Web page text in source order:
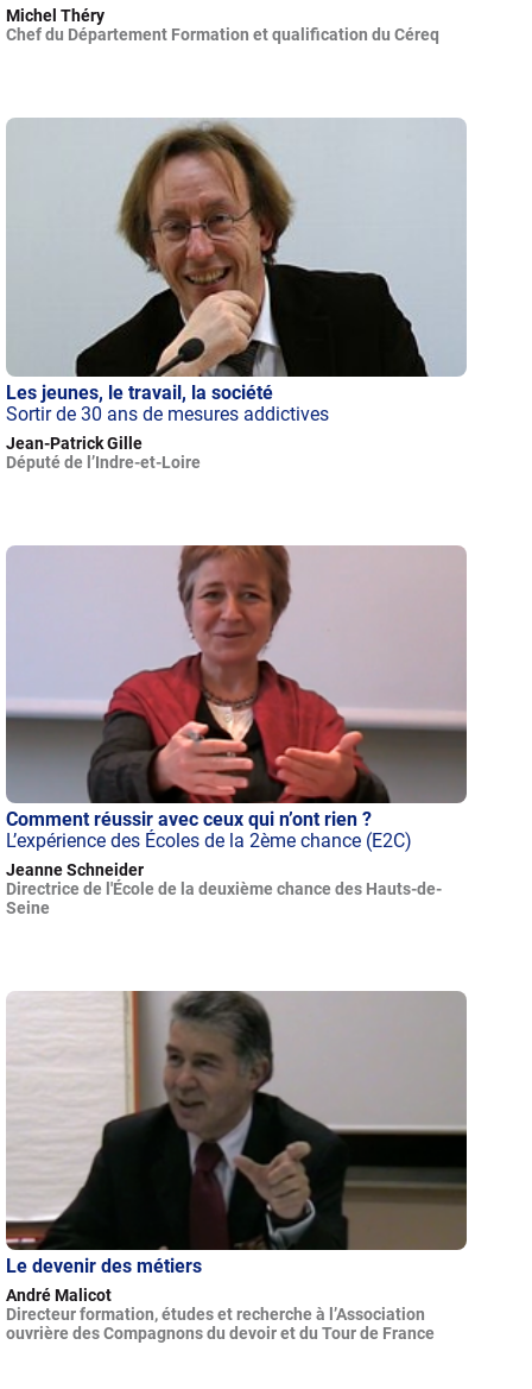
Michel Théry
Chef du Département Formation et qualification du Céreq
Les jeunes, le travail, la société
Sortir de 30 ans de mesures addictives
Jean-Patrick Gille
Député de l’Indre-et-Loire
Comment réussir avec ceux qui n’ont rien ?
L’expérience des Écoles de la 2ème chance (E2C)
Jeanne Schneider
Directrice de l'École de la deuxième chance des Hauts-de-
Seine
Le devenir des métiers
André Malicot
Directeur formation, études et recherche à l’Association
ouvrière des Compagnons du devoir et du Tour de France